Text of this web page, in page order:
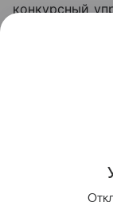
конкурсный
техникой,
20 миллионов
Подпишись на